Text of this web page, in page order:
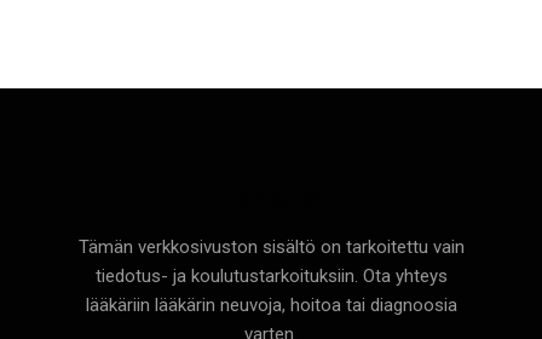
Tämän verkkosivuston sisältö on tarkoitettu vain
tiedotus- ja koulutustarkoituksiin. Ota yhteys
lääkäriin lääkärin neuvoja, hoitoa tai diagnoosia
varten.